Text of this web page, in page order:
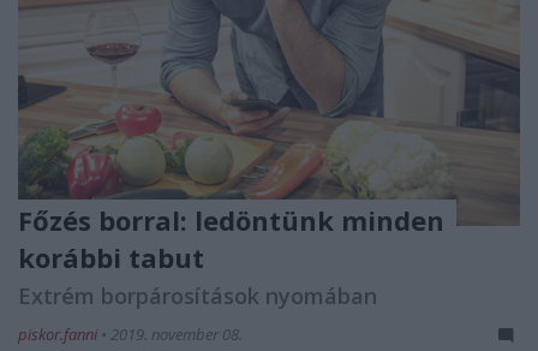
Főzés borral: ledöntünk minden
korábbi tabut
Extrém borpárosítások nyomában
piskor.fanni • 2019. november 08.